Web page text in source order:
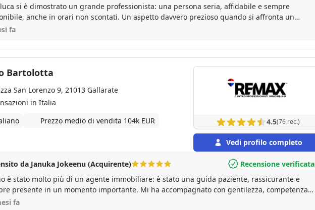
si è dimostrato un grande professionista: una persona seria, affidabile e sempre
anche in orari non scontati. Un aspetto davvero prezioso quando si affronta un
importante come la compravendita di un immobile. Mi ritengo fortunato ad aver
fa
Bartolotta
San Lorenzo 9, 21013 Gallarate
in Italia
Prezzo medio di vendita 104k EUR 4.5(76 rec.)
Vedi profilo completo
da Januka Jokeenu (Acquirente)
Recensione verificata
è stato molto più di un agente immobiliare: è stato una guida paziente, rassicurante e
presente in un momento importante. Mi ha accompagnato con gentilezza, competenza e
in ogni fase dell’acquisto, rendendo tutto più semplice e sereno. Gli sarò sempre grato!
fa